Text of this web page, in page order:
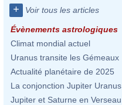
+ Voir tous les articles
Évènements astrologiques
Climat mondial actuel
Uranus transite les Gémeaux
Actualité planétaire de 2025
La conjonction Jupiter Uranus
Jupiter et Saturne en Verseau